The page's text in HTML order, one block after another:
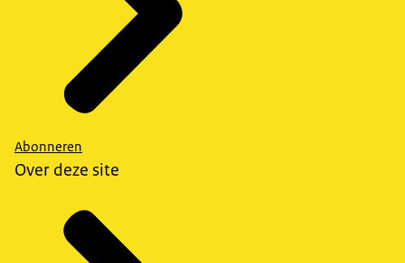
Abonneren
Over deze site